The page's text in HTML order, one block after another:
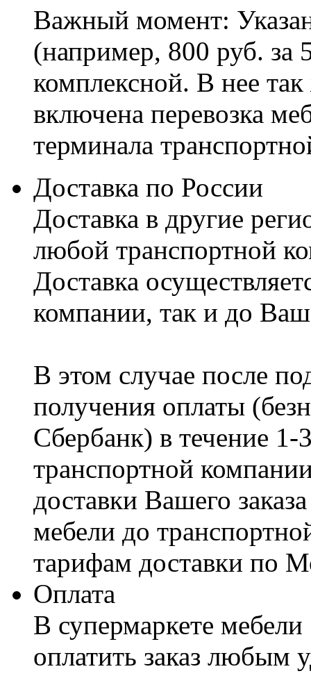
Важный момент:
(например, 800 руб. за
комплексной. В нее
включена перевозка
терминала
Доставка по России
Доставка в другие
любой транспортной
Доставка
компании, так и до
В этом случае после
получения оплаты
Сбербанк) в течение
транспортной
доставки Вашего
мебели до
тарифам доставки по
Оплата
В супермаркете
оплатить заказ любым